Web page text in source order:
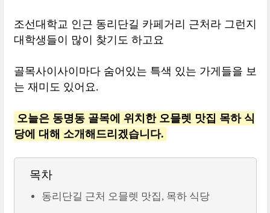
조선대학교 인근 동리단길 카페거리 근처라 그런지
대학생들이 많이 찾기도 하고요
골목사이사이마다 숨어있는 특색 있는 가게들을 보
는 재미도 있어요.
오늘은 동명동 골목에 위치한 오믈렛 맛집 목하 식
당에 대해 소개해드리겠습니다.
목차
동리단길 근처 오믈렛 맛집, 목하 식당